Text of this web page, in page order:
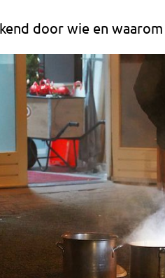
door wie en